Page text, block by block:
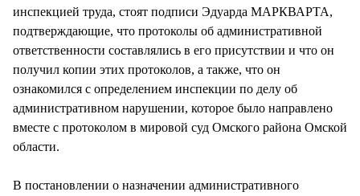
инспекцией труда, стоят подписи Эдуарда МАРКВАРТА,
подтверждающие, что протоколы об административной
ответственности составлялись в его присутствии и что он
получил копии этих протоколов, а также, что он
ознакомился с определением инспекции по делу об
административном нарушении, которое было направлено
вместе с протоколом в мировой суд Омского района Омской
области.
В постановлении о назначении административного